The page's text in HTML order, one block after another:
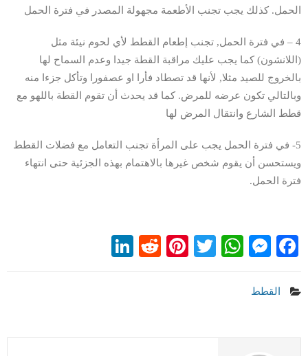
الحمل. كذلك يجب تجنب الأطعمة مجهولة المصدر في فترة الحمل
4 – في فترة الحمل, تجنب إطعام القطط لأي لحوم نيئة مثل
(اللانشون) كما يجب عليك مراقبة القطة جيدا وعدم السماح لها
بالخروج للصيد مثلا, لأنها قد تصطاد فأرا او عصفورا وتأكل جزءا منه
وبالتالي تكون عرضه للمرض. كما قد يحدث أن تقوم القطة باللهو مع
قطط الشارع وانتقال المرض لها
5- في فترة الحمل يجب على المرأة تجنب التعامل مع فضلات القطط
ويستحسن أن يقوم شخص غيرها بالاهتمام بهذه الجزئية حتى انتهاء
فترة الحمل.
Facebook
Messenger
WhatsApp
Twitter
Pinterest
Reddit
القطط